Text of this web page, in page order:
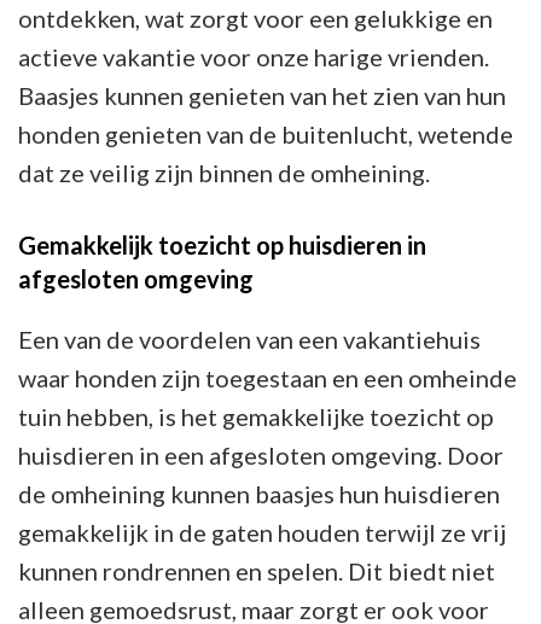
ontdekken, wat zorgt voor een gelukkige en
actieve vakantie voor onze harige vrienden.
Baasjes kunnen genieten van het zien van hun
honden genieten van de buitenlucht, wetende
dat ze veilig zijn binnen de omheining.
Gemakkelijk toezicht op huisdieren in
afgesloten omgeving
Een van de voordelen van een vakantiehuis
waar honden zijn toegestaan en een omheinde
tuin hebben, is het gemakkelijke toezicht op
huisdieren in een afgesloten omgeving. Door
de omheining kunnen baasjes hun huisdieren
gemakkelijk in de gaten houden terwijl ze vrij
kunnen rondrennen en spelen. Dit biedt niet
alleen gemoedsrust, maar zorgt er ook voor